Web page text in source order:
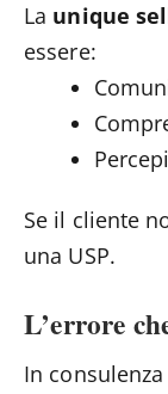
La unique
essere:
Se il cliente
una USP.
L’errore
In